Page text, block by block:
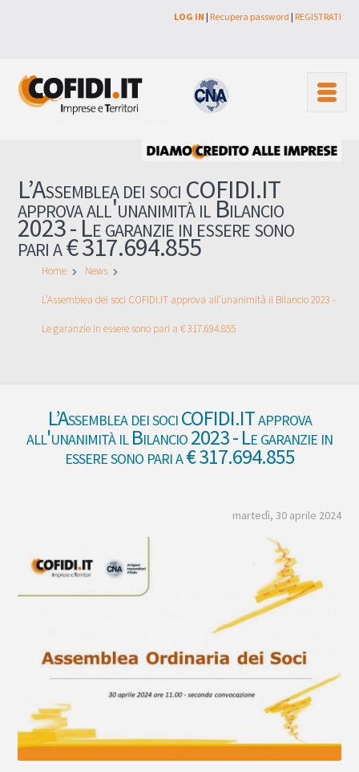
LOG IN | Recupera password | REGISTRATI
L’Assemblea dei soci COFIDI.IT
approva all'unanimità il Bilancio
2023 - Le garanzie in essere sono
pari a € 317.694.855
Home News
L’Assemblea dei soci COFIDI.IT approva all'unanimità il Bilancio 2023 -
Le garanzie in essere sono pari a € 317.694.855
L’Assemblea dei soci COFIDI.IT approva
all'unanimità il Bilancio 2023 - Le garanzie in
essere sono pari a € 317.694.855
martedì, 30 aprile 2024